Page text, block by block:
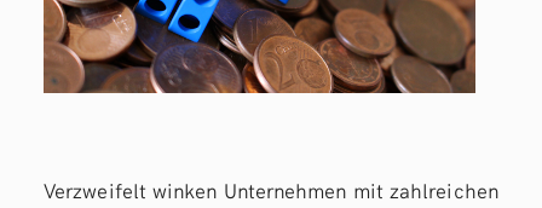
Verzweifelt winken Unternehmen mit zahlreichen